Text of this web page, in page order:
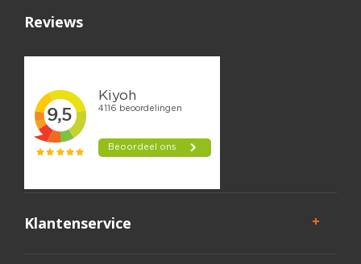
Reviews
Klantenservice